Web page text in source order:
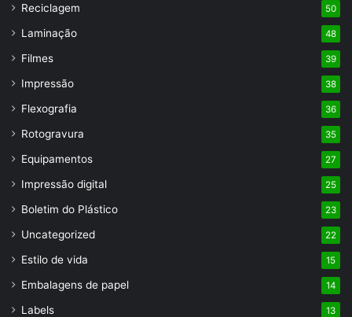
Reciclagem 50
Laminação 48
Filmes 39
Impressão 38
Flexografia 36
Rotogravura 35
Equipamentos 27
Impressão digital 25
Boletim do Plástico 23
Uncategorized 22
Estilo de vida 15
Embalagens de papel 14
Labels 13